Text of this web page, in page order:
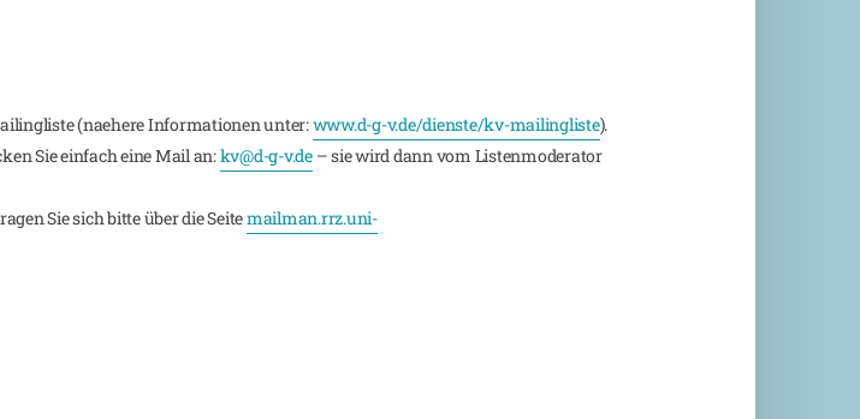
(naehere Informationen unter:www.d-g-v.de/dienste/kv-mailingliste).
Sie einfach eine Mail an:kv@d-g-v.de– sie wird dann vom Listenmoderator
Sie sich bitte über die Seitemailman.rrz.uni-